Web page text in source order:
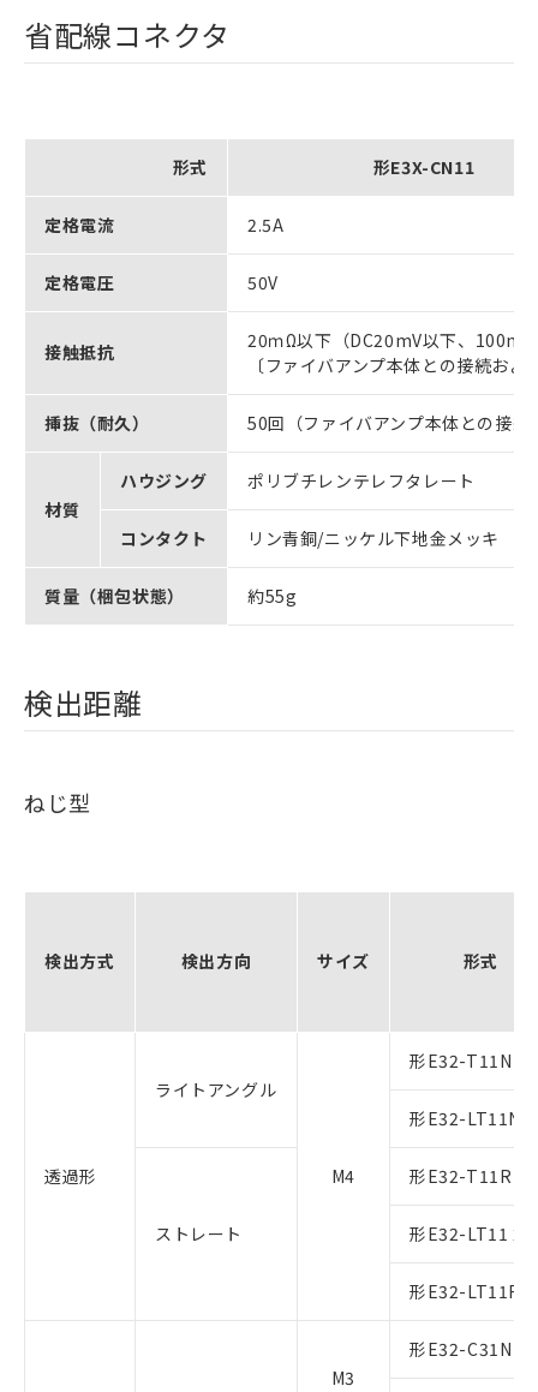
省配線コネクタ
形式 形E3X-CN11
定格電流 2.5A
定格電圧 50V
接触抵抗
20ｍΩ以下（DC20mV以下、
〔ファイバアンプ本体との接続お
挿抜（耐久） 50回（ファイバアンプ本体との接
材質
ハウジング ポリブチレンテレフタレート
コンタクト リン青銅/ニッケル下地金メッキ
質量（梱包状態） 約55g
検出距離
ねじ型
検出方式 検出方向 サイズ 形式
透過形
ライトアングル
M4
形E32-T11N
形E32-LT11N
ストレート
形E32-T11R
形E32-LT11 2M
形E32-LT11R
M3
形E32-C31N